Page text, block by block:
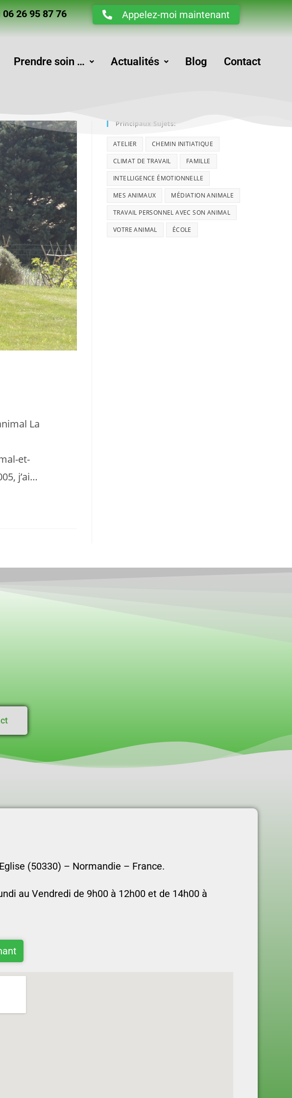
06 26 95 87 76 Appelez-moi maintenant
Prendre soin … Actualités Blog Contact
La
et-
j’ai…
Principaux Sujets:
ATELIER CHEMIN INITIATIQUE
CLIMAT DE TRAVAIL FAMILLE
INTELLIGENCE ÉMOTIONNELLE
MES ANIMAUX MÉDIATION ANIMALE
TRAVAIL PERSONNEL AVEC SON ANIMAL
VOTRE ANIMAL ÉCOLE
(50330) – Normandie – France.
au Vendredi de 9h00 à 12h00 et de 14h00 à